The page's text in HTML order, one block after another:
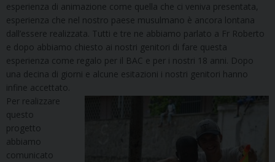
esperienza di animazione come quella che ci veniva presentata,
esperienza che nel nostro paese musulmano è ancora lontana
dall’essere realizzata. Tutti e tre ne abbiamo parlato a Fr Roberto
e dopo abbiamo chiesto ai nostri genitori di fare questa
esperienza come regalo per il BAC e per i nostri 18 anni. Dopo
una decina di giorni e alcune esitazioni i nostri genitori hanno
infine accettato.
Per realizzare
questo
progetto
abbiamo
comunicato